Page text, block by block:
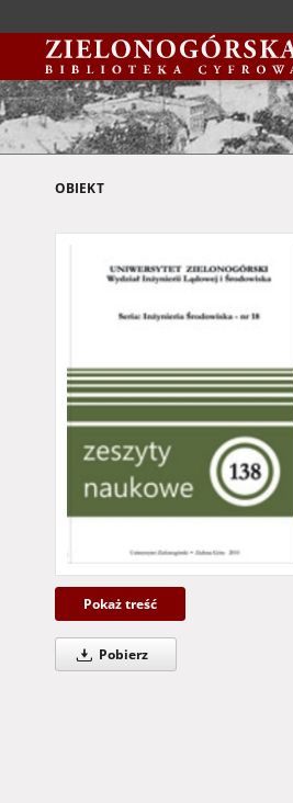
OBIEKT
Pokaż treść
Pobierz